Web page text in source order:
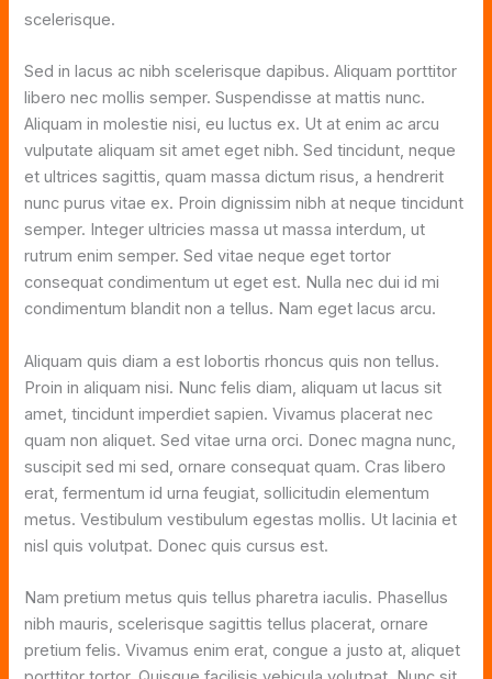
scelerisque.
Sed in lacus ac nibh scelerisque dapibus. Aliquam porttitor
libero nec mollis semper. Suspendisse at mattis nunc.
Aliquam in molestie nisi, eu luctus ex. Ut at enim ac arcu
vulputate aliquam sit amet eget nibh. Sed tincidunt, neque
et ultrices sagittis, quam massa dictum risus, a hendrerit
nunc purus vitae ex. Proin dignissim nibh at neque tincidunt
semper. Integer ultricies massa ut massa interdum, ut
rutrum enim semper. Sed vitae neque eget tortor
consequat condimentum ut eget est. Nulla nec dui id mi
condimentum blandit non a tellus. Nam eget lacus arcu.
Aliquam quis diam a est lobortis rhoncus quis non tellus.
Proin in aliquam nisi. Nunc felis diam, aliquam ut lacus sit
amet, tincidunt imperdiet sapien. Vivamus placerat nec
quam non aliquet. Sed vitae urna orci. Donec magna nunc,
suscipit sed mi sed, ornare consequat quam. Cras libero
erat, fermentum id urna feugiat, sollicitudin elementum
metus. Vestibulum vestibulum egestas mollis. Ut lacinia et
nisl quis volutpat. Donec quis cursus est.
Nam pretium metus quis tellus pharetra iaculis. Phasellus
nibh mauris, scelerisque sagittis tellus placerat, ornare
pretium felis. Vivamus enim erat, congue a justo at, aliquet